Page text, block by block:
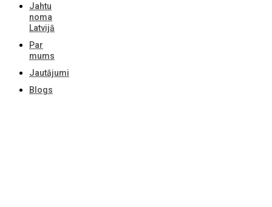
Jahtu
noma
Latvijā
Par
mums
Jautājumi
Blogs